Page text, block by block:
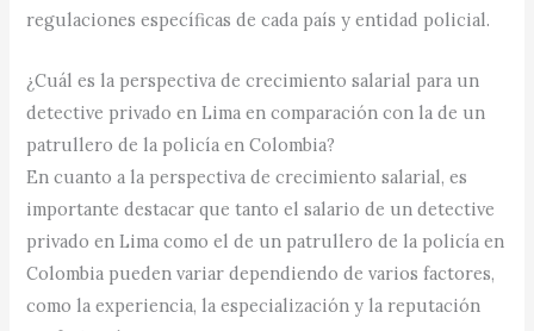
regulaciones específicas de cada país y entidad policial.
¿Cuál es la perspectiva de crecimiento salarial para un
detective privado en Lima en comparación con la de un
patrullero de la policía en Colombia?
En cuanto a la perspectiva de crecimiento salarial, es
importante destacar que tanto el salario de un detective
privado en Lima como el de un patrullero de la policía en
Colombia pueden variar dependiendo de varios factores,
como la experiencia, la especialización y la reputación